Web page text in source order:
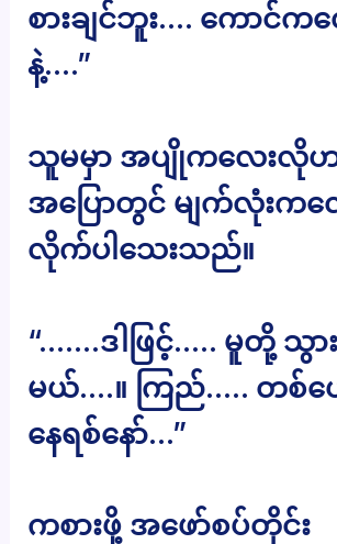
စားချင်ဘူး…. ကောင်က
နဲ့….”
သူမမှာ အပျိုကလေးလိုဟ
အပြောတွင် မျက်လုံးကလ
လိုက်ပါသေးသည်။
“…….ဒါဖြင့်….. မူတို့ သွာ
မယ်….။ ကြည်….. တစ်
နေရစ်နော်…”
ကစားဖို့ အဖော်စပ်တိုင်း